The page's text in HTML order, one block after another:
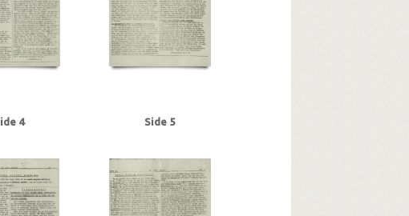
Berlin Berlingske Tidende
Bernstorffsvej, Kbh.
Nielsen
Brandt, Poul, vicepolitiinspektør
Odense BT Buchenwald
Budapest
Ellen Margrethe
Kbh.
Kbh.
Flagstad, Bent, politifuldm.
Faaborg Fremad, blad
Frøslevlejren
4 Side 5